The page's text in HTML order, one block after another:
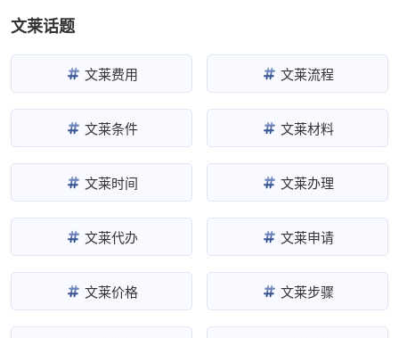
文莱话题
文莱费用 文莱流程
文莱条件 文莱材料
文莱时间 文莱办理
文莱代办 文莱申请
文莱价格 文莱步骤